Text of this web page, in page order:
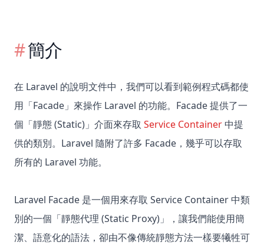
簡介
在 Laravel 的說明文件中，我們可以看到範例程式碼都使
用「Facade」來操作 Laravel 的功能。Facade 提供了一
個「靜態 (Static)」介面來存取 Service Container 中提
供的類別。Laravel 隨附了許多 Facade，幾乎可以存取
所有的 Laravel 功能。
Laravel Facade 是一個用來存取 Service Container 中類
別的一個「靜態代理 (Static Proxy)」，讓我們能使用簡
潔、語意化的語法，卻由不像傳統靜態方法一樣要犧牲可